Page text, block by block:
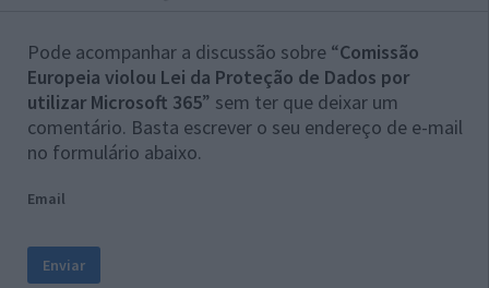
Pode acompanhar a discussão sobre “Comissão
Europeia violou Lei da Proteção de Dados por
utilizar Microsoft 365” sem ter que deixar um
comentário. Basta escrever o seu endereço de e-mail
no formulário abaixo.
Email